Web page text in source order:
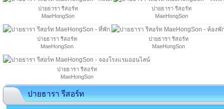
ปายธารา รีสอร์ท
MaeHongSon
ปายธารา รีสอร์ท
MaeHongSon
ปายธารา รีสอร์ท
MaeHongSon
ปายธารา รีสอร์ท
MaeHongSon
ปายธารา รีสอร์ท
MaeHongSon
ปายธารา รีสอร์ท